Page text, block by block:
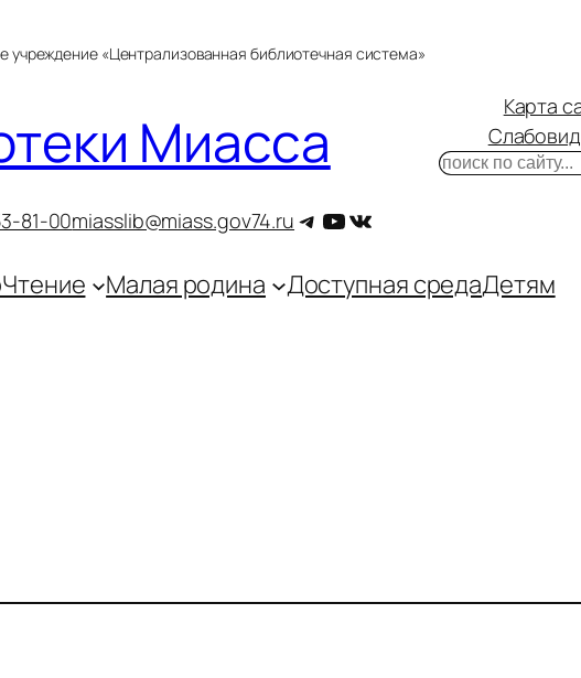
«Централизованная библиотечная система»
Миасса
81-00miasslib@miass.gov74.ru Telegram
YouTube
ВКонтакте
Карта
Поиск
Малая родина Доступная средаДетям